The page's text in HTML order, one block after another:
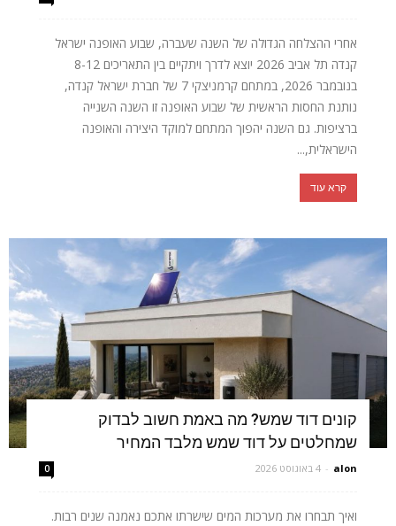
אחרי ההצלחה הגדולה של השנה שעברה, שבוע האופנה ישראל
קנדה תל אביב 2026 יוצא לדרך ויתקיים בין התאריכים 8-12
בנובמבר 2026, במתחם קרמניצקי 7 של חברת ישראל קנדה,
נותנת החסות הראשית של שבוע האופנה זו השנה השנייה
ברציפות. גם השנה יהפוך המתחם למוקד היצירה והאופנה
הישראלית,...
קרא עוד
קונים דוד שמש? מה באמת חשוב לבדוק
שמחלטים על דוד שמש מלבד המחיר
alon
- 4 באוגוסט 2026 0
ואיך תבחרו את מערכות המים שישרתו אתכם נאמנה שנים רבות.